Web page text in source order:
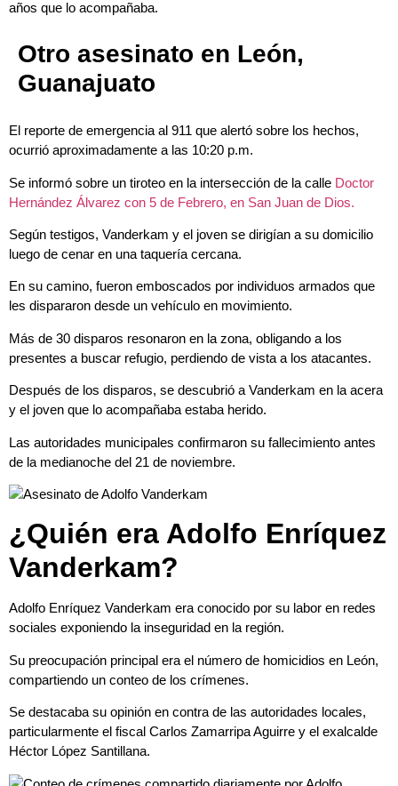
años que lo acompañaba.
Otro asesinato en León,
Guanajuato
El reporte de emergencia al 911 que alertó sobre los hechos,
ocurrió aproximadamente a las 10:20 p.m.
Se informó sobre un tiroteo en la intersección de la calle Doctor
Hernández Álvarez con 5 de Febrero, en San Juan de Dios.
Según testigos, Vanderkam y el joven se dirigían a su domicilio
luego de cenar en una taquería cercana.
En su camino, fueron emboscados por individuos armados que
les dispararon desde un vehículo en movimiento.
Más de 30 disparos resonaron en la zona, obligando a los
presentes a buscar refugio, perdiendo de vista a los atacantes.
Después de los disparos, se descubrió a Vanderkam en la acera
y el joven que lo acompañaba estaba herido.
Las autoridades municipales confirmaron su fallecimiento antes
de la medianoche del 21 de noviembre.
¿Quién era Adolfo Enríquez
Vanderkam?
Adolfo Enríquez Vanderkam era conocido por su labor en redes
sociales exponiendo la inseguridad en la región.
Su preocupación principal era el número de homicidios en León,
compartiendo un conteo de los crímenes.
Se destacaba su opinión en contra de las autoridades locales,
particularmente el fiscal Carlos Zamarripa Aguirre y el exalcalde
Héctor López Santillana.